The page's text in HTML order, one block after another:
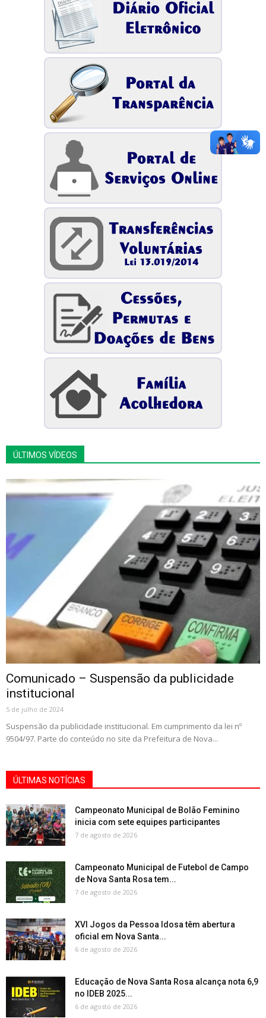
ÚLTIMOS VÍDEOS
Comunicado – Suspensão da publicidade
institucional
5 de julho de 2024
Suspensão da publicidade institucional. Em cumprimento da lei nº
9504/97. Parte do conteúdo no site da Prefeitura de Nova...
ÚLTIMAS NOTÍCIAS
Campeonato Municipal de Bolão Feminino
inicia com sete equipes participantes
7 de agosto de 2026
Campeonato Municipal de Futebol de Campo
de Nova Santa Rosa tem...
7 de agosto de 2026
XVI Jogos da Pessoa Idosa têm abertura
oficial em Nova Santa...
6 de agosto de 2026
Educação de Nova Santa Rosa alcança nota 6,9
no IDEB 2025...
6 de agosto de 2026